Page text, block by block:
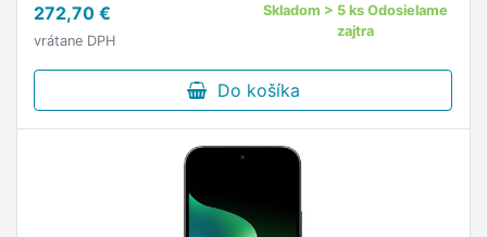
256 GB Veľkosť RAM [GB]: …
272,70 €
vrátane DPH
Skladom > 5 ks Odosielame
zajtra
Do košíka